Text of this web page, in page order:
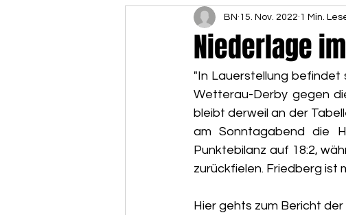
Allgemein 2.
Niederlage
BN 15. Nov. 2022 1 Min.
"In Lauerstellung befindet
Wetterau-Derby gegen
bleibt derweil an der
am Sonntagabend die
Punktebilanz auf 18:2,
zurückfielen. Friedberg ist
Hier gehts zum Bericht